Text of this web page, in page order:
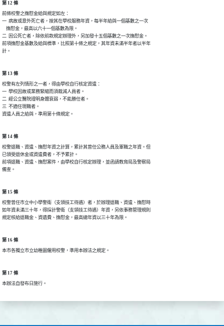
第 12 條
前條校警之撫慰金給與規定如左：
一  病故或意外死亡者，按其在學校服務年資，每半年給與一個基數之一次
    撫慰金，最高以六十一個基數為限。
二  因公死亡者，除依前款規定辦理外，另加發十五個基數之一次撫慰金。
前項撫慰金基數及給與標準，比照第十條之規定，其年資未滿半年者以半年
計。
第 13 條
校警有左列情形之一者，得由學校自行核定資遣：
一  學校因故或業務緊縮而須裁減人員者。
二  經公立醫院證明身體衰弱，不能勝任者。
三  不適任現職者。
資遣人員之給與，準用第十條規定。
第 14 條
校警退職、資遣、撫慰年資之計算，累計其曾任公務人員及軍職之年資。但
已領受退休金或資遣費者，不予累計。
前項退職、資遣、撫慰案件，由學校自行核定辦理，並函請教育局及警察局
備查。
第 15 條
校警曾任市立中小學警衛（支領技工待遇）者，於辦理退職、資遣、撫慰時
如年資未滿三十年，得採計警衛（支領技工待遇）年資，另依事務管理規則
規定核給退職金、資遺費、撫慰金，最高總年資以三十年為限。
第 16 條
本市各獨立市立幼稚園僱用校警，準用本辦法之規定。
第 17 條
本辦法自發布日施行。